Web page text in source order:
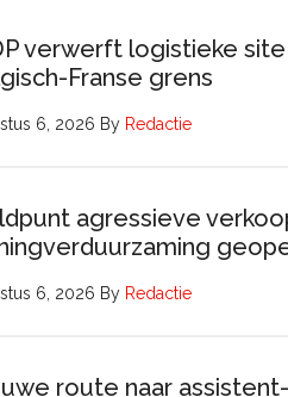
verwerft logistieke site
Franse grens
6, 2026 By Redactie
agressieve
6, 2026 By Redactie
route naar assistent-